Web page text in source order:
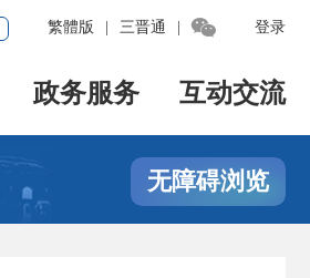
登录
繁體版 三晋通 
政务服务 互动交流
无障碍浏览